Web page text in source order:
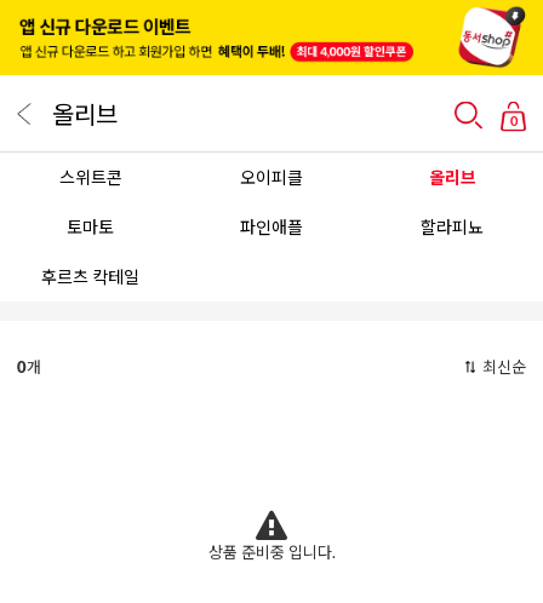
올리브 0
스위트콘 오이피클 올리브
토마토 파인애플 할라피뇨
후르츠 칵테일
0개 최신순
상품 준비중 입니다.